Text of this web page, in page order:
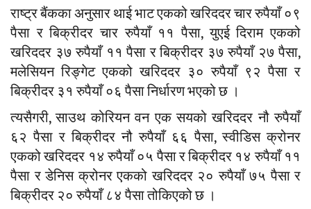
राष्ट्र बैंकका अनुसार थाई भाट एकको खरिददर चार रुपैयाँ ०९
पैसा र बिक्रीदर चार रुपैयाँ ११ पैसा, युएई दिराम एकको
खरिददर ३७ रुपैयाँ ११ पैसा र बिक्रीदर ३७ रुपैयाँ २७ पैसा,
मलेसियन रिङ्गेट एकको खरिददर ३० रुपैयाँ ९२ पैसा र
बिक्रीदर ३१ रुपैयाँ ०६ पैसा निर्धारण भएको छ ।
त्यसैगरी, साउथ कोरियन वन एक सयको खरिददर नौ रुपैयाँ
६२ पैसा र बिक्रीदर नौ रुपैयाँ ६६ पैसा, स्वीडिस क्रोनर
एकको खरिददर १४ रुपैयाँ ०५ पैसा र बिक्रीदर १४ रुपैयाँ ११
पैसा र डेनिस क्रोनर एकको खरिददर २० रुपैयाँ ७५ पैसा र
बिक्रीदर २० रुपैयाँ ८४ पैसा तोकिएको छ ।